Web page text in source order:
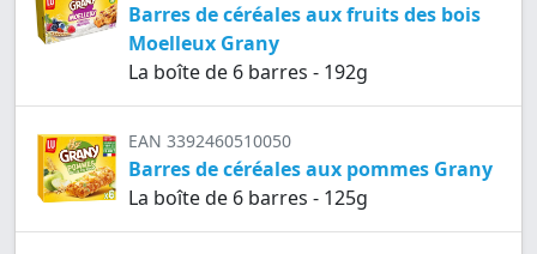
Barres de céréales aux fruits des bois
Moelleux Grany
La boîte de 6 barres - 192g
EAN 3392460510050
Barres de céréales aux pommes Grany
La boîte de 6 barres - 125g